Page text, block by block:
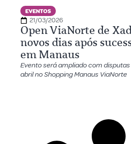
EVENTOS
21/03/2026
Open ViaNorte de
novos dias após
em Manaus
Evento será ampliado com disputas
abril no Shopping Manaus ViaNorte